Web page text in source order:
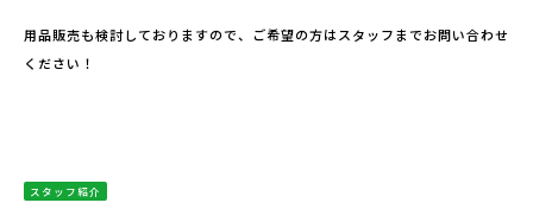
用品販売も検討しておりますので、ご希望の方はスタッフまでお問い合わせ
ください！
スタッフ紹介